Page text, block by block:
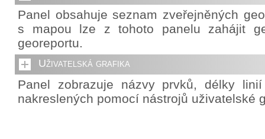
Panel obsahuje seznam zveřejněných
s mapou lze z tohoto panelu zahájit
georeportu.
Uživatelská grafika
Panel zobrazuje názvy prvků, délky
nakreslených pomocí nástrojů uživatelské